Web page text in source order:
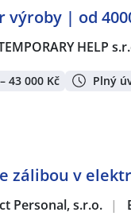
výroby | od
HELP
43 000 Kč Plný
zálibou v
Personal, s.r.o. |